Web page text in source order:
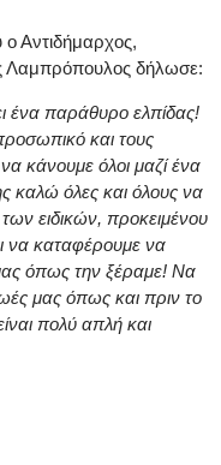
ο Αντιδήμαρχος,
Λαμπρόπουλος δήλωσε:
ένα παράθυρο ελπίδας!
και τους
κάνουμε όλοι μαζί ένα
καλώ όλες και όλους να
ειδικών, προκειμένου
να καταφέρουμε να
όπως την ξέραμε! Να
μας όπως και πριν το
πολύ απλή και